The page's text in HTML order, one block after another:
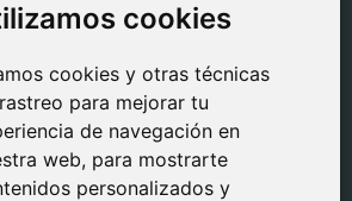
cookies
cookies y otras técnicas
para mejorar tu
de navegación en
web, para mostrarte
personalizados y
cookies
cookies y otras técnicas
para mejorar tu
de navegación en
web, para mostrarte
personalizados y
6, 28770 Colmenar Viejo,